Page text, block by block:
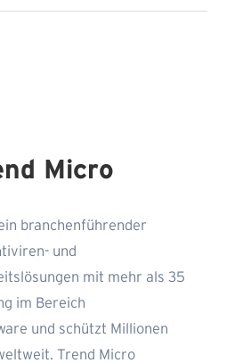
Micro
branchenführender
und
mit mehr als 35
im Bereich
und schützt Millionen
Trend Micro